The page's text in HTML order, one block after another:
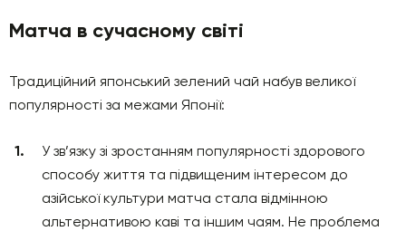
Матча в сучасному світі
Традиційний японський зелений чай набув великої
популярності за межами Японії:
У зв’язку зі зростанням популярності здорового
способу життя та підвищеним інтересом до
азійської культури матча стала відмінною
альтернативою каві та іншим чаям. Не проблема